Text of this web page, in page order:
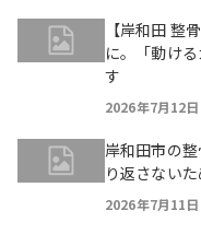
【岸和田 整
に。「動け
す
2026年7月12日
岸和田市の
り返さない
2026年7月11日